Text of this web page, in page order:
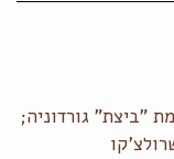
"ביצת" גורדוניה;